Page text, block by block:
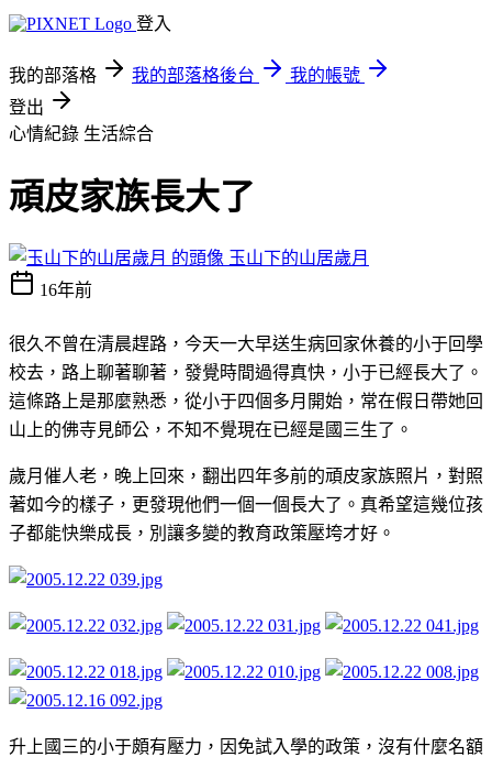
登入
我的部落格 我的部落格後台
我的帳號
登出
心情紀錄 生活綜合
頑皮家族長大了
玉山下的山居歲月
16年前
很久不曾在清晨趕路，今天一大早送生病回家休養的小于回學
校去，路上聊著聊著，發覺時間過得真快，小于已經長大了。
這條路上是那麼熟悉，從小于四個多月開始，常在假日帶她回
山上的佛寺見師公，不知不覺現在已經是國三生了。
歲月催人老，晚上回來，翻出四年多前的頑皮家族照片，對照
著如今的樣子，更發現他們一個一個長大了。真希望這幾位孩
子都能快樂成長，別讓多變的教育政策壓垮才好。
升上國三的小于頗有壓力，因免試入學的政策，沒有什麼名額